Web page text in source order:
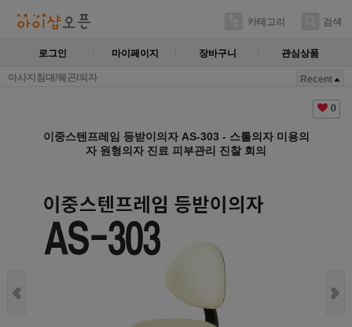
카테고리 검색
로그인 마이페이지 장바구니 관심상품
마사지침대/웨곤/의자 Recent
0
이중스텐프레임 등받이의자 AS-303 - 스툴의자 미용의
자 원형의자 진료 피부관리 진찰 회의